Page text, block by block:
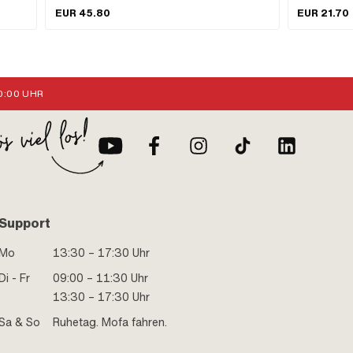
Anwendungsbereich: (De-) Montagewerkzeug
EUR 45.80 EUR 21.70
UHR
13:30 – 17:30 Uhr
- Fr
09:00 – 11:30 Uhr
13:30 – 17:30 Uhr
& So
Ruhetag. Mofa fahren.